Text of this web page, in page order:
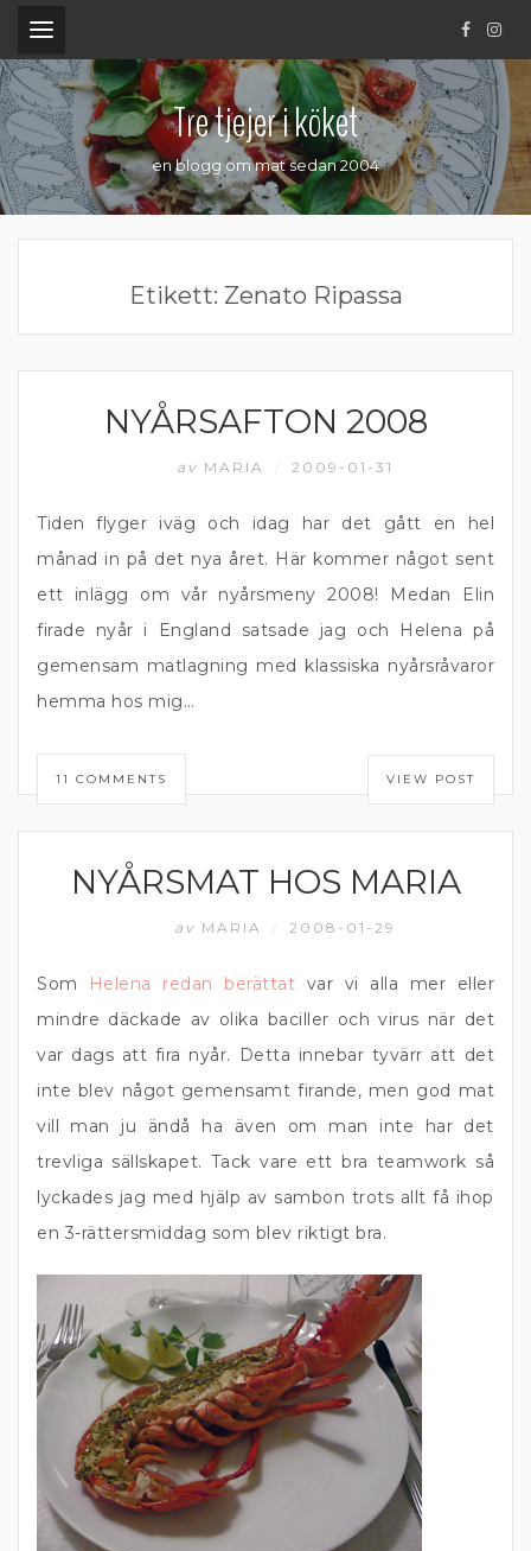
.
Tre tjejer i köket
en blogg om mat sedan 2004
Etikett: Zenato Ripassa
DIPP OCH RÖRORNYÅRSAFTON 2008
av MARIA 2009-01-31
Tiden flyger iväg och idag har det gått en hel
månad in på det nya året. Här kommer något sent
ett inlägg om vår nyårsmeny 2008! Medan Elin
firade nyår i England satsade jag och Helena på
gemensam matlagning med klassiska nyårsråvaror
hemma hos mig…
11 COMMENTS VIEW POST
EFTERRÄTT
NYÅRSMAT HOS MARIA
av MARIA 2008-01-29
Som Helena redan berättat var vi alla mer eller
mindre däckade av olika baciller och virus när det
var dags att fira nyår. Detta innebar tyvärr att det
inte blev något gemensamt firande, men god mat
vill man ju ändå ha även om man inte har det
trevliga sällskapet. Tack vare ett bra teamwork så
lyckades jag med hjälp av sambon trots allt få ihop
en 3-rättersmiddag som blev riktigt bra.